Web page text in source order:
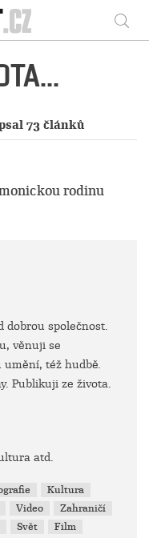
73 článků
rodinu
dobrou společnost.
věnuji se
též hudbě.
Publikuji ze života.
atd.
Kultura
Video
Zahraničí
Svět
Film